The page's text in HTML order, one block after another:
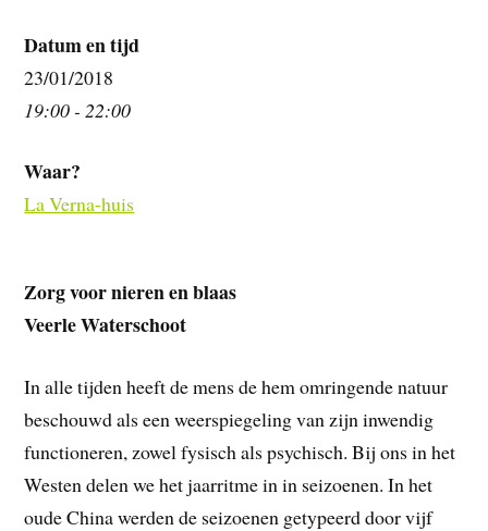
Datum en tijd
23/01/2018
19:00 - 22:00
Waar?
La Verna-huis
Zorg voor nieren en blaas
Veerle Waterschoot
In alle tijden heeft de mens de hem omringende natuur
beschouwd als een weerspiegeling van zijn inwendig
functioneren, zowel fysisch als psychisch. Bij ons in het
Westen delen we het jaarritme in in seizoenen. In het
oude China werden de seizoenen getypeerd door vijf